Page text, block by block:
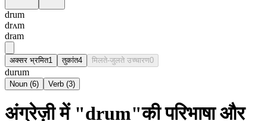
drum
drʌm
dram
अक्सर भ्रमित1 तुकांत4 मिलते-जुलते उच्चारण0
durum
Noun (6) Verb (3)
अंग्रेज़ी में "drum"की परिभाषा और